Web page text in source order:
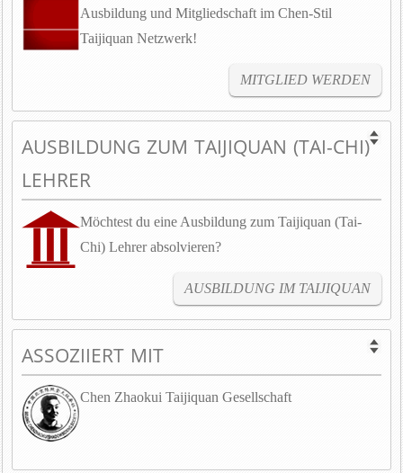
Ausbildung und Mitgliedschaft im Chen-Stil
Taijiquan Netzwerk!
MITGLIED WERDEN
AUSBILDUNG ZUM TAIJIQUAN (TAI-CHI)
LEHRER
Möchtest du eine Ausbildung zum Taijiquan (Tai-
Chi) Lehrer absolvieren?
AUSBILDUNG IM TAIJIQUAN
ASSOZIIERT MIT
Chen Zhaokui Taijiquan Gesellschaft